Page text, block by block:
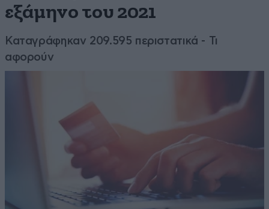
εξάμηνο του 2021
Καταγράφηκαν 209.595 περιστατικά - Τι
αφορούν